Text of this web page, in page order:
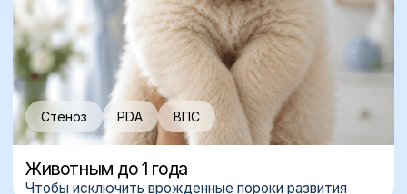
ПЕРВИЧНЫЙ ПРИЕМ:
1
Осмотр
врач слушает легкие и сердце (наличие шумов),
проверяет пульс и оценивает цвет слизистых
Самоед Джонни
«Мне очень понравилось, приду к вам ещё!»
2